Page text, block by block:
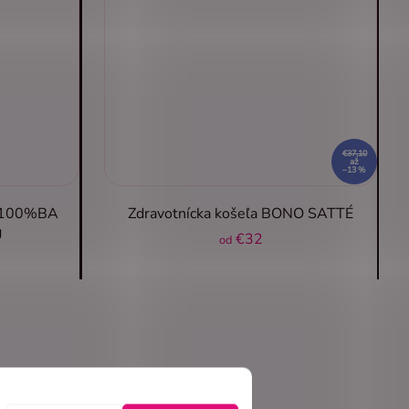
€37,10
až
–13 %
Zdravotnícka košeľa BONO SATTÉ
od€32